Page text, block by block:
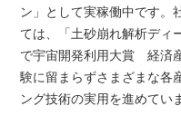
ン」として実稼働中です。
ては、「土砂崩れ解析ディ
で宇宙開発利用大賞 経済
験に留まらずさまざまな各
ング技術の実用を進めてい